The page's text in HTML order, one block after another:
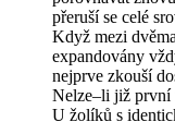
přeruší se celé
Když mezi
expandovány
nejprve zkouší
Nelze–li již první
U žolíků s